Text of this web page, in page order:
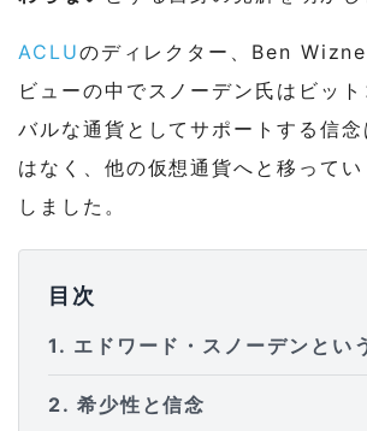
ACLUのディレクター、Ben
ビューの中でスノーデン氏はビッ
バルな通貨としてサポートする信
はなく、他の仮想通貨へと移って
しました。
目次
1 エドワード・スノーデンとい
2 希少性と信念